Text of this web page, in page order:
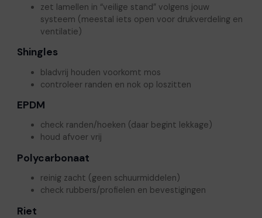
zet lamellen in “veilige stand” volgens jouw
systeem (meestal iets open voor drukverdeling en
ventilatie)
Shingles
bladvrij houden voorkomt mos
controleer randen en nok op loszitten
EPDM
check randen/hoeken (daar begint lekkage)
houd afvoer vrij
Polycarbonaat
reinig zacht (geen schuurmiddelen)
check rubbers/profielen en bevestigingen
Riet